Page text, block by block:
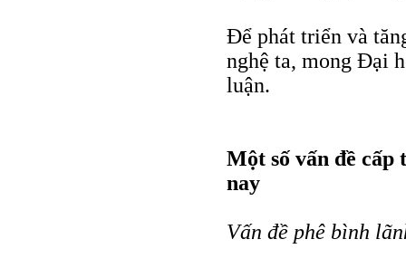
Để phát triển và
nghệ ta, mong Đại
luận.
Một số vấn đề
nay
Vấn đề phê bình